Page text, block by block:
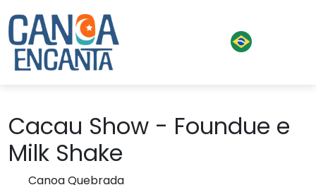
Cacau Show - Foundue e
Milk Shake
Canoa Quebrada